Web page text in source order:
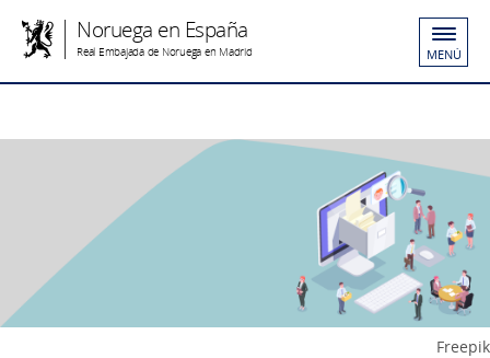
Noruega en España
Real Embajada de Noruega en Madrid MENÚ
Freepik